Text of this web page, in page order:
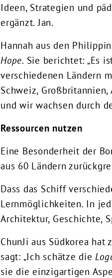
Ideen, Strategien und
ergänzt. Jan.
Hannah aus den
Hope. Sie berichtet: „Es
verschiedenen Ländern
Schweiz,
und wir wachsen durch
Ressourcen nutzen
Eine Besonderheit der
aus 60 Ländern
Dass das Schiff
Lernmöglichkeiten. In
Architektur, Geschichte,
ChunJi aus Südkorea
sagt: „Ich schätze die
sie die einzigartigen